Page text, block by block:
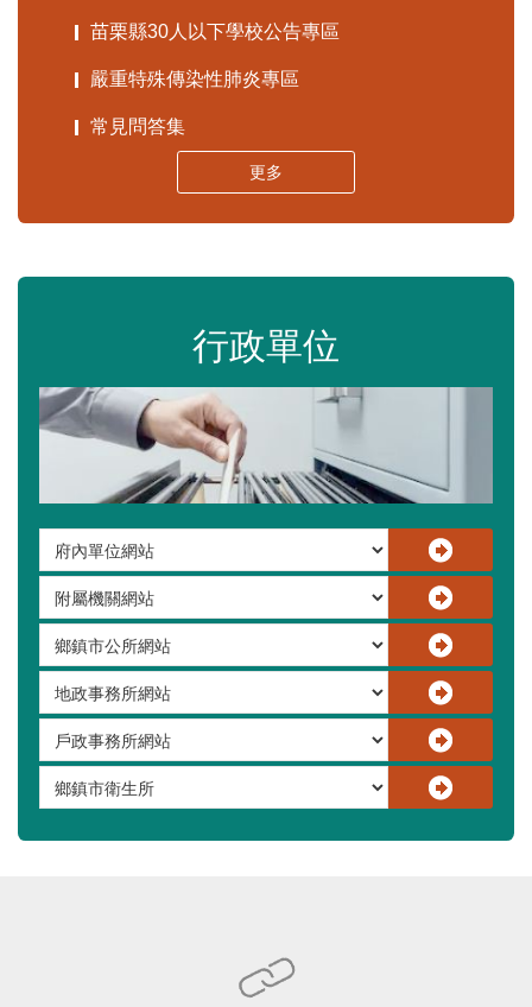
苗栗縣30人以下學校公告專區
嚴重特殊傳染性肺炎專區
常見問答集
更多
行政單位